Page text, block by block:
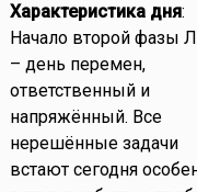
Характеристика дня:
Начало второй фазы
– день перемен,
ответственный и
напряжённый. Все
нерешённые задачи
встают сегодня